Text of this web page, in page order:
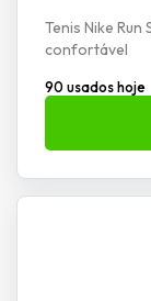
Tenis Nike
confortável
90 usados hoje